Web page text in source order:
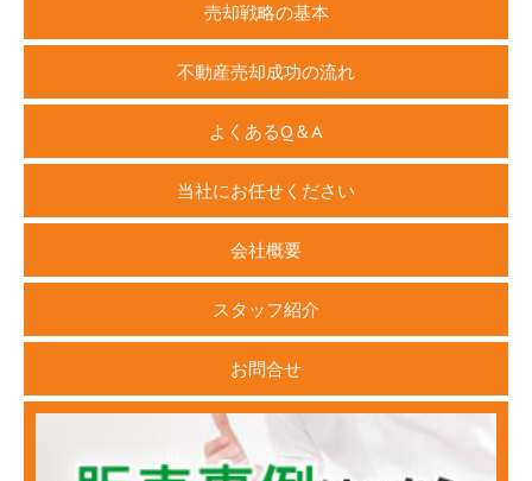
売却戦略の基本
不動産売却成功の流れ
よくあるQ＆A
当社にお任せください
会社概要
スタッフ紹介
お問合せ